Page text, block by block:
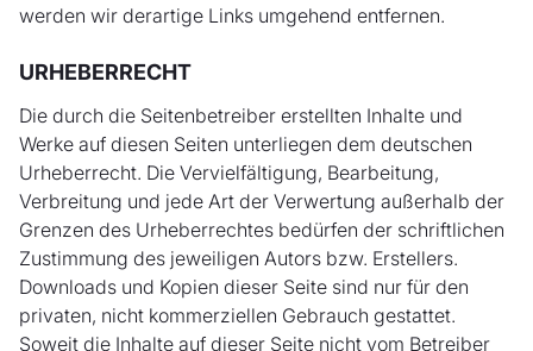
werden wir derartige Links umgehend entfernen.
URHEBERRECHT
Die durch die Seitenbetreiber erstellten Inhalte und
Werke auf diesen Seiten unterliegen dem deutschen
Urheberrecht. Die Vervielfältigung, Bearbeitung,
Verbreitung und jede Art der Verwertung außerhalb der
Grenzen des Urheberrechtes bedürfen der schriftlichen
Zustimmung des jeweiligen Autors bzw. Erstellers.
Downloads und Kopien dieser Seite sind nur für den
privaten, nicht kommerziellen Gebrauch gestattet.
Soweit die Inhalte auf dieser Seite nicht vom Betreiber